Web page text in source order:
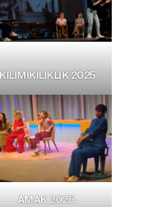
IKILIMIKILIKLIK 2025
AMAK 2025